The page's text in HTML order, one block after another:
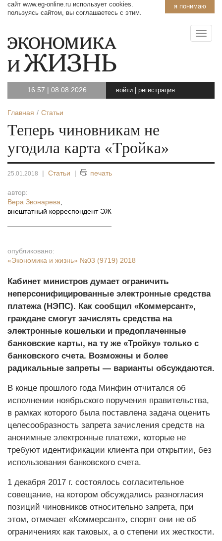
я понимаю
сайт www.eg-online.ru использует cookies.
пользуясь сайтом, вы соглашаетесь с этим.
16:57 | 08.08.2026 войти регистрация
Главная Статьи
Теперь чиновникам не
угодила карта «Тройка»
25.01.2018 | Статьи | печать
автор:
Вера Звонарева
внештатный корреспондент ЭЖ
опубликовано:
«Экономика и жизнь» №03 (9719) 2018
Кабинет министров думает ограничить
неперсонифицированные электронные средства
платежа (НЭПС). Как сообщил «Коммерсант»,
граждане смогут зачислять средства на
электронные кошельки и предоплаченные
банковские карты, на ту же «Тройку» только с
банковского счета. Возможны и более
радикальные запреты — варианты обсуждаются.
В конце прошлого года Минфин отчитался об
исполнении ноябрьского поручения правительства,
в рамках которого была поставлена задача оценить
целесообразность запрета зачисления средств на
анонимные электронные платежи, которые не
требуют идентификации клиента при открытии, без
использования банковского счета.
1 декабря 2017 г. состоялось согласительное
совещание, на котором обсуждались разногласия
позиций чиновников относительно запрета, при
этом, отмечает «Коммерсант», спорят они не об
ограничениях как таковых, а о степени их жесткости.